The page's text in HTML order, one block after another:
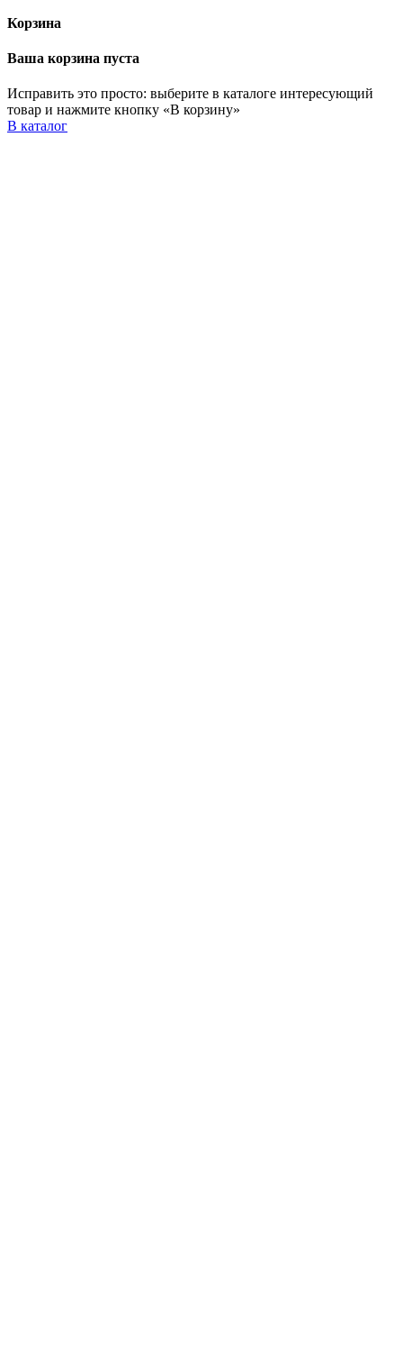
Корзина
Ваша корзина пуста
Исправить это просто: выберите в каталоге интересующий
товар и нажмите кнопку «В корзину»
В каталог